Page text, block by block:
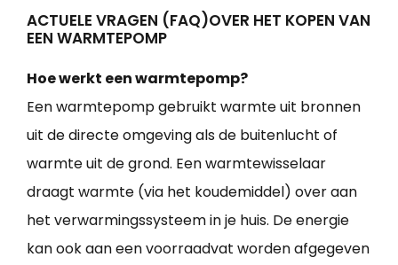
ACTUELE VRAGEN (FAQ)OVER HET KOPEN VAN
EEN WARMTEPOMP
Hoe werkt een warmtepomp?
Een warmtepomp gebruikt warmte uit bronnen
uit de directe omgeving als de buitenlucht of
warmte uit de grond. Een warmtewisselaar
draagt warmte (via het koudemiddel) over aan
het verwarmingssysteem in je huis. De energie
kan ook aan een voorraadvat worden afgegeven